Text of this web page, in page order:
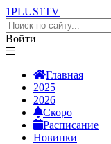
1PLUS1TV
Войти
Главная
2025
2026
Скоро
Расписание
Новинки